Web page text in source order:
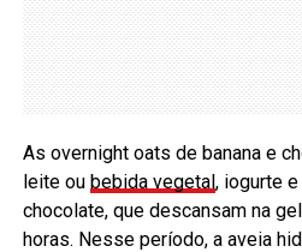
As overnight oats de banana e
leite ou bebida vegetal, iogurte
chocolate, que descansam na
horas. Nesse período, a aveia